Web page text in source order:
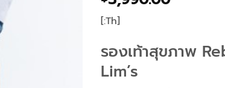
[:Th]
รองเท้าสุขภาพ
Lim’s